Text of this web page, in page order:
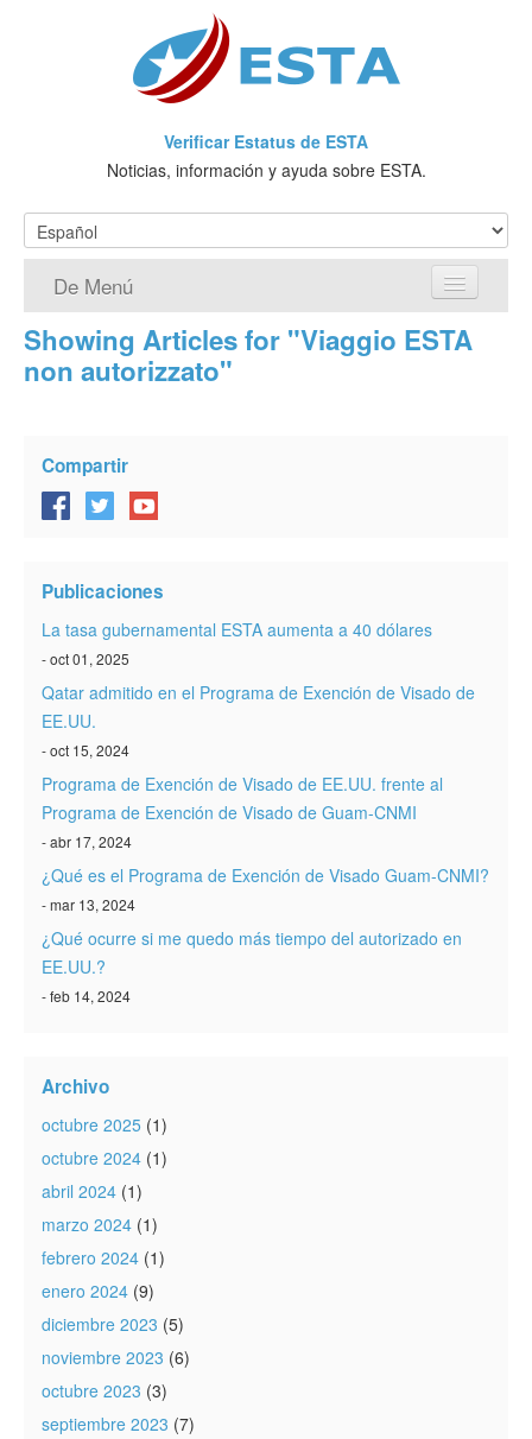
Verificar Estatus de ESTA
Noticias, información y ayuda sobre ESTA.
De Menú
Página de inicio
VWP
ESTA Información
Contacto
Showing Articles for "Viaggio ESTA
non autorizzato"
Compartir
Publicaciones
La tasa gubernamental ESTA aumenta a 40 dólares
- oct 01, 2025
Qatar admitido en el Programa de Exención de Visado de
EE.UU.
- oct 15, 2024
Programa de Exención de Visado de EE.UU. frente al
Programa de Exención de Visado de Guam-CNMI
- abr 17, 2024
¿Qué es el Programa de Exención de Visado Guam-CNMI?
- mar 13, 2024
¿Qué ocurre si me quedo más tiempo del autorizado en
EE.UU.?
- feb 14, 2024
Archivo
octubre 2025 (1)
octubre 2024 (1)
abril 2024 (1)
marzo 2024 (1)
febrero 2024 (1)
enero 2024 (9)
diciembre 2023 (5)
noviembre 2023 (6)
octubre 2023 (3)
septiembre 2023 (7)